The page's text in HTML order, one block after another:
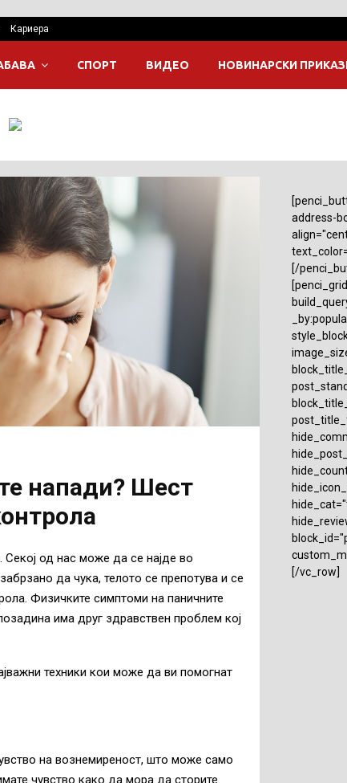
Кариера
СПОРТ ВИДЕО НОВИНАРСКИ
напади? Шест
Секој од нас може да се најде во
да чука, телото се препотува и се
Физичките симптоми на паничните
има друг здравствен проблем кој
техники кои може да ви помогнат
на вознемиреност, што може само
address-
[/
[/vc_row]